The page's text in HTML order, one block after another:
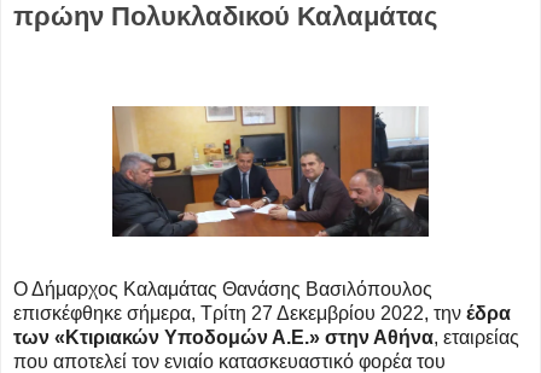
πρώην Πολυκλαδικού Καλαμάτας
Ο Δήμαρχος Καλαμάτας Θανάσης Βασιλόπουλος
επισκέφθηκε σήμερα, Τρίτη 27 Δεκεμβρίου 2022, την έδρα
των «Κτιριακών Υποδομών Α.Ε.» στην Αθήνα, εταιρείας
που αποτελεί τον ενιαίο κατασκευαστικό φορέα του